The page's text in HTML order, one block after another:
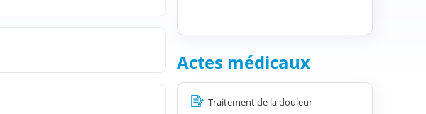
Actes médicaux
Traitement de la douleur